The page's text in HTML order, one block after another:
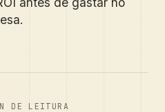
DE LEITURA